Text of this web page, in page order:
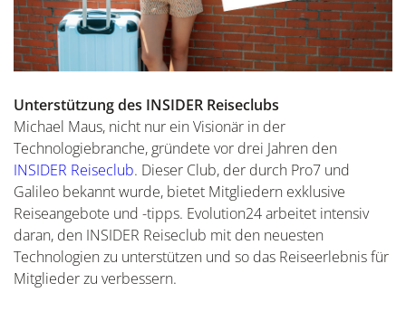
Unterstützung des INSIDER Reiseclubs
Michael Maus, nicht nur ein Visionär in der
Technologiebranche, gründete vor drei Jahren den
INSIDER Reiseclub. Dieser Club, der durch Pro7 und
Galileo bekannt wurde, bietet Mitgliedern exklusive
Reiseangebote und -tipps. Evolution24 arbeitet intensiv
daran, den INSIDER Reiseclub mit den neuesten
Technologien zu unterstützen und so das Reiseerlebnis für
Mitglieder zu verbessern.